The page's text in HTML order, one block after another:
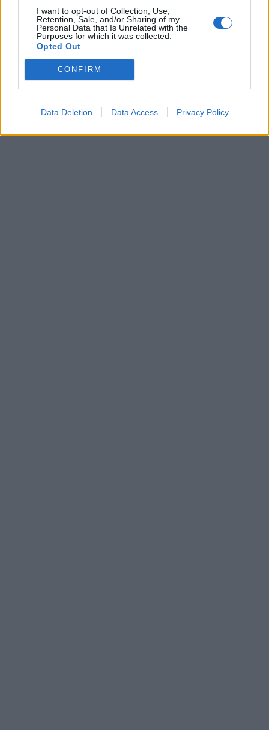
I want to opt-out of Collection, Use,
Retention, Sale, and/or Sharing of my
Personal Data that Is Unrelated with the
Purposes for which it was collected.
Opted Out
CONFIRM
Data Deletion Data Access Privacy Policy